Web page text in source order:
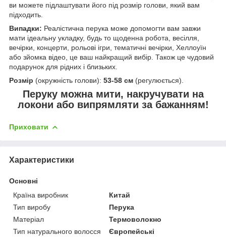
ви можете підлаштувати його під розмір голови, який вам
підходить.
Випадки: Реалістична перука може допомогти вам завжи
мати ідеальну укладку, будь то щоденна робота, весілля,
вечірки, концерти, рольові ігри, тематичні вечірки, Хеллоуїн
або зйомка відео, це ваш найкращий вибір. Також це чудовий
подарунок для рідних і близьких.
Розмір (окружність голови): 53-58 см (регулюється).
Перуку можна мити, накручувати на
локони або випрямляти за бажанням!
Приховати
Характеристики
Основні
Країна виробник
Китай
Тип виробу
Перука
Матеріал
Термоволокно
Тип натурального волосся
Європейські